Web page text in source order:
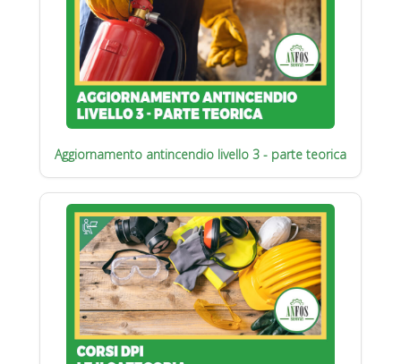
Aggiornamento antincendio livello 3 - parte teorica